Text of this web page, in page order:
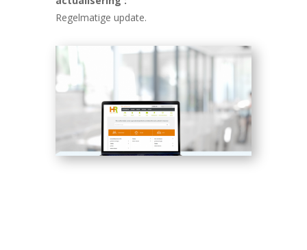
Regelmatige update.